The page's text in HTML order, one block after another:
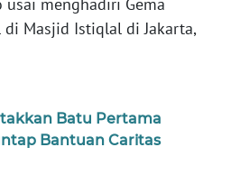
usai menghadiri Gema
di Masjid Istiqlal di Jakarta,
Batu Pertama
Bantuan Caritas